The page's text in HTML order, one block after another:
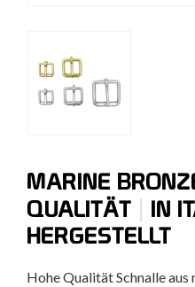
MARINE
QUALITÄT
IN
HERGESTELLT
Hohe Qualität Schnalle